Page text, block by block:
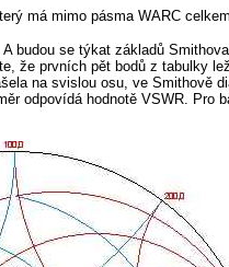
má mimo pásma WARC
se týkat základů
že prvních pět bodů z tabulky
na svislou osu, ve Smithově
odpovídá hodnotě VSWR.